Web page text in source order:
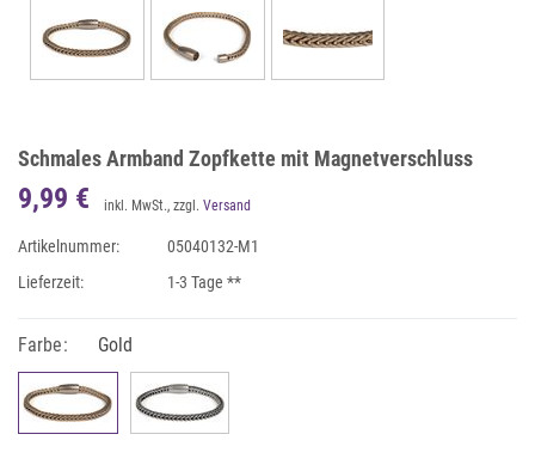
Schmales Armband Zopfkette mit Magnetverschluss
9,99 € inkl. MwSt., zzgl. Versand
Artikelnummer:
05040132-M1
Lieferzeit:
1-3 Tage **
Farbe: Gold